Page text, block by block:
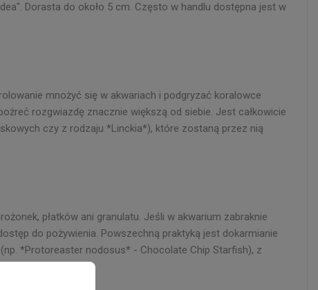
Dorasta do około 5 cm. Często w handlu dostępna jest w
mnożyć się w akwariach i podgryzać koralowce
rozgwiazdę znacznie większą od siebie. Jest całkowicie
czy z rodzaju *Linckia*), które zostaną przez nią
płatków ani granulatu. Jeśli w akwarium zabraknie
do pożywienia. Powszechną praktyką jest dokarmianie
*Protoreaster nodosus* - Chocolate Chip Starfish), z